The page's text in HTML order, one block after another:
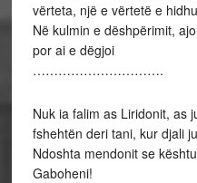
vërteta, një e vërtetë e
Në kulmin e dëshpërimit,
por ai e dëgjoi
………………………….
Nuk ia falim as Liridonit, as
fshehtën deri tani, kur djali
Ndoshta mendonit se
Gaboheni!